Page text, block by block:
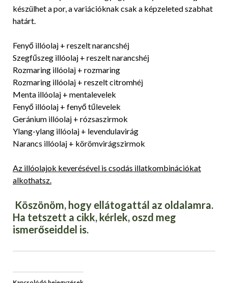
készülhet a por, a variációknak csak a képzeleted szabhat
határt.
Fenyő illóolaj + reszelt narancshéj
Szegfűszeg illóolaj + reszelt narancshéj
Rozmaring illóolaj + rozmaring
Rozmaring illóolaj + reszelt citromhéj
Menta illóolaj + mentalevelek
Fenyő illóolaj + fenyő tűlevelek
Geránium illóolaj + rózsaszirmok
Ylang-ylang illóolaj + levendulavirág
Narancs illóolaj + körömvirágszirmok
Az illóolajok keverésével is csodás illatkombinációkat
alkothatsz.
Köszönöm, hogy ellátogattál az oldalamra.
Ha tetszett a cikk, kérlek, oszd meg
ismerőseiddel is.